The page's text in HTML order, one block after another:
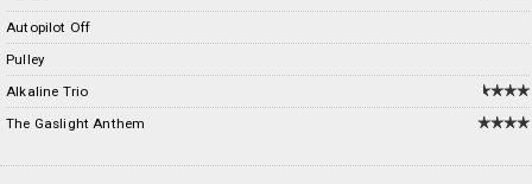
Autopilot Off
Pulley
Alkaline Trio
The Gaslight Anthem